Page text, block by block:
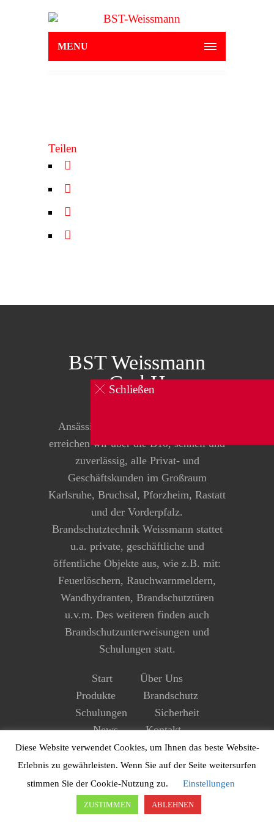
MENU
Teilen
BST Weissmann
GmbH
Ansässig in Pfinztal-Kleinsteinbach
erreichen wir über die B10, schnell und
zuverlässig, alle Privat- und
Geschäftskunden im Großraum
Karlsruhe, Bruchsal, Pforzheim, Rastatt
und der Vorderpfalz.
Brandschutztechnik Weissmann stattet
u.a. private, geschäftliche und
öffentliche Objekte aus, wie z.B. mit:
Feuerlöschern, Rauchwarnmeldern,
Wandhydranten, Brandschutztüren
u.v.m. Des weiteren finden auch
Brandschutzunterweisungen und
Schulungen statt.
Start
Über Uns
Produkte
Brandschutz
Schulungen
Sicherheit
News
Kontakt
Impressum
Datenschutz
Diese Website verwendet Cookies, um Ihnen das beste Website-
Erlebnis zu gewährleisten. Wenn Sie auf der Seite weitersurfen
stimmen Sie der Cookie-Nutzung zu.
Einstellungen
ZUSTIMMEN ABLEHNEN
Schließen